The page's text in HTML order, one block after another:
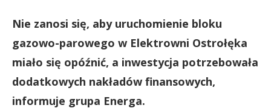
Nie zanosi się, aby uruchomienie bloku
gazowo-parowego w Elektrowni Ostrołęka
miało się opóźnić, a inwestycja potrzebowała
dodatkowych nakładów finansowych,
informuje grupa Energa.